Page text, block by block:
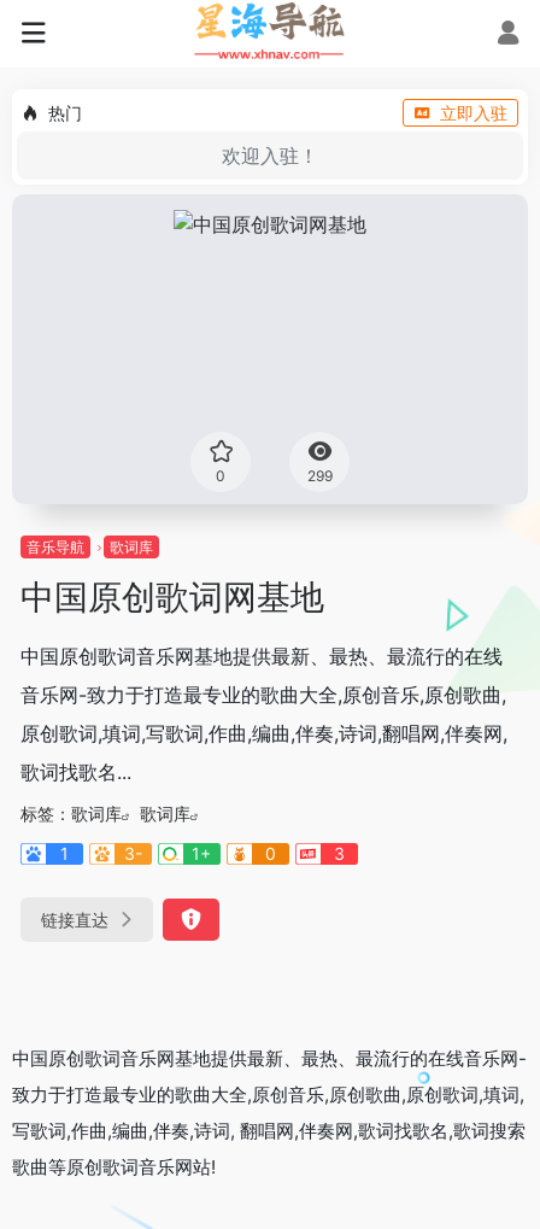
热门 立即入驻
欢迎入驻！
0 299
音乐导航 歌词库
中国原创歌词网基地
中国原创歌词音乐网基地提供最新、最热、最流行的在线
音乐网-致力于打造最专业的歌曲大全,原创音乐,原创歌曲,
原创歌词,填词,写歌词,作曲,编曲,伴奏,诗词,翻唱网,伴奏网,
歌词找歌名...
标签： 歌词库
歌词库
1
3- 1+ 0 3
链接直达
中国原创歌词音乐网基地提供最新、最热、最流行的在线音乐网-
致力于打造最专业的歌曲大全,原创音乐,原创歌曲,原创歌词,填词,
写歌词,作曲,编曲,伴奏,诗词, 翻唱网,伴奏网,歌词找歌名,歌词搜索
歌曲等原创歌词音乐网站!